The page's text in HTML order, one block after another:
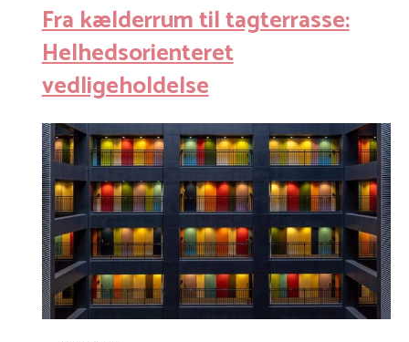
Fra kælderrum til tagterrasse:
Helhedsorienteret
vedligeholdelse